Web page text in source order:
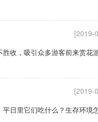
收，吸引众多游客前来赏花
[2019-
日里它们吃什么？生存环境
[2019-